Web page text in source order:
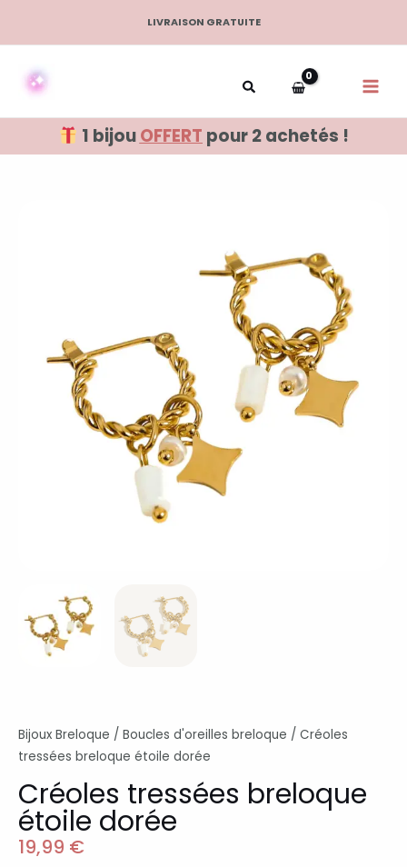
LIVRAISON GRATUITE
1 bijouOFFERT pour 2 achetés !
Bijoux Breloque / Boucles d'oreilles breloque / Créoles
tressées breloque étoile dorée
Créoles tressées breloque
étoile dorée
19,99 €